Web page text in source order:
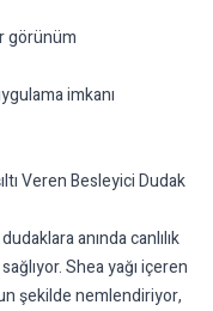
görünüm
imkanı
Veren Besleyici Dudak
anında canlılık
Shea yağı içeren
şekilde nemlendiriyor,